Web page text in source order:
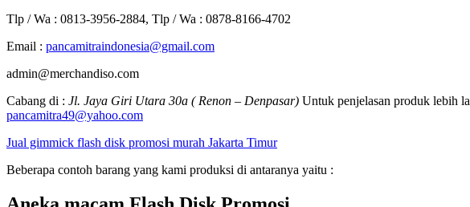
Tlp / Wa : 0813-3956-2884, Tlp / Wa : 0878-8166-4702
Email : pancamitraindonesia@gmail.com
admin@merchandiso.com
Cabang di : Jl. Jaya Giri Utara 30a ( Renon – Denpasar) Untuk penjelasan produk lebih
pancamitra49@yahoo.com
Jual gimmick flash disk promosi murah Jakarta Timur
Beberapa contoh barang yang kami produksi di antaranya yaitu :